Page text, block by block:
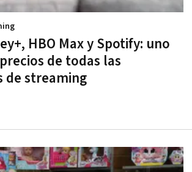
HBO Max y Spotify: uno
de todas las
de streaming